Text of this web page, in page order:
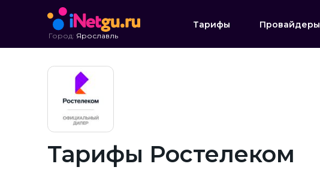
Город: Ярославль
Тарифы Провайдеры
Тарифы Ростелеком